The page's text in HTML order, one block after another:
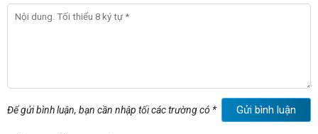
Để gửi bình luận, bạn cần nhập tối các trường có * Gửi bình luận